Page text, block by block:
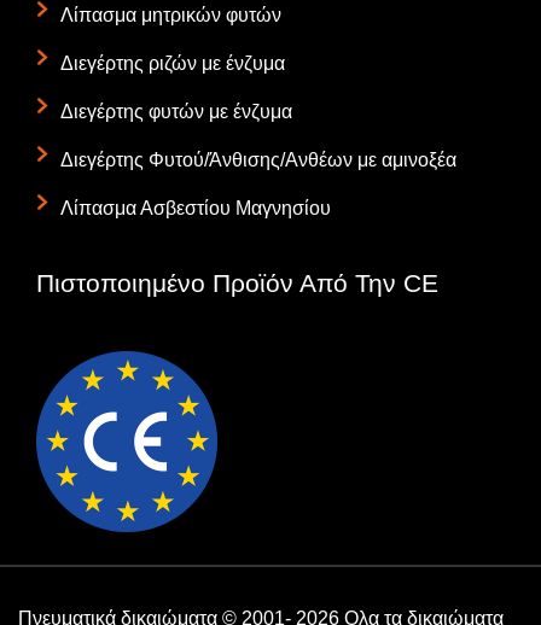
Λίπασμα μητρικών φυτών
Διεγέρτης ριζών με ένζυμα
Διεγέρτης φυτών με ένζυμα
Διεγέρτης Φυτού/Άνθισης/Ανθέων με αμινοξέα
Λίπασμα Ασβεστίου Μαγνησίου
Πιστοποιημένο Προϊόν Από Την CE
Πνευματικά δικαιώματα © 2001- 2026 Ολα τα δικαιώματα